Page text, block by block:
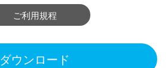
ご利用規程
ダウンロード